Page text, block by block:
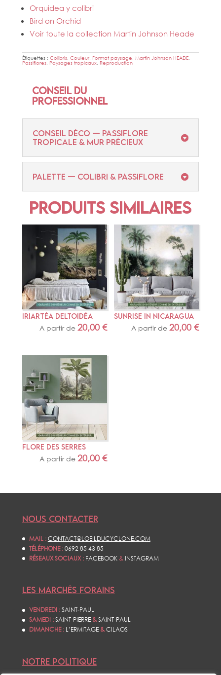
Orquidea y colibri
Bird on Orchid
Voir toute la collection Martin Johnson Heade
Étiquettes : Colibris, Couleur, Format paysage, Martin Johnson HEADE,
Passiflores, Paysages tropicaux, Reproduction
Conseil du
professionnel
CONSEIL DÉCO — PASSIFLORE
TROPICALE & MUR PRÉCIEUX
PALETTE — COLIBRI & PASSIFLORE
Produits similaires
IRIARTÉA DELTOIDÉA
A partir de 20,00 €
SUNRISE IN NICARAGUA
A partir de20,00€
FLORE DES SERRES
A partir de 20,00 €
NOUS CONTACTER
MAIL :CONTACT@LOEILDUCYCLONE.COM
TÉLÉPHONE :0692 85 43 85
RÉSEAUX SOCIAUX : FACEBOOK& INSTAGRAM
LES MARCHÉS FORAINS
VENDREDI :SAINT-PAUL
SAMEDI :SAINT-PIERRE&SAINT-PAUL
DIMANCHE : L’ERMITAGE &CILAOS
NOTRE POLITIQUE